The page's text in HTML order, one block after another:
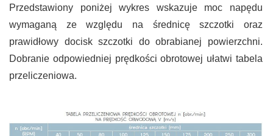
Przedstawiony poniżej wykres wskazuje moc napędu
wymaganą ze względu na średnicę szczotki oraz
prawidłowy docisk szczotki do obrabianej powierzchni.
Dobranie odpowiedniej prędkości obrotowej ułatwi tabela
przeliczeniowa.